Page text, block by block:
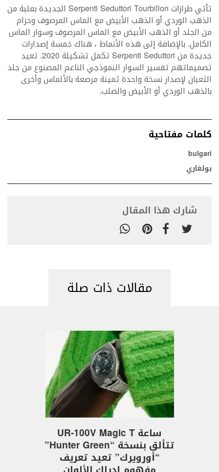
تأتي طرازات Serpenti Seduttori Tourbillon الجديدة بعلبة من
الذهب الوردي أو الذهب الأبيض مع الماس المرصوف وحزام
من الجلد أو الذهب الأبيض مع الماس المرصوف وسوار الماس
الكامل. بالإضافة إلى هذه الأنماط ، هناك خمسة إصدارات
جديدة من Serpenti Seduttori تكمل تشكيلة 2020. تعيد
تصميماتهم تفسير السوار النموذجي الناعم المصنوع من جلد
الثعبان لإصدار نسخة واحدة ثمينة مرصعة بالألماس وأخرى
بالذهب الوردي أو الأبيض والصلب.
كلمات مفتاحية
bulgari
بولغاري
شارك هذا المقال
مقالات ذات صلة
ساعة UR-100V Magic T
تتألق بنسخة “Hunter Green”
“أورويرك” تعيد تعريف